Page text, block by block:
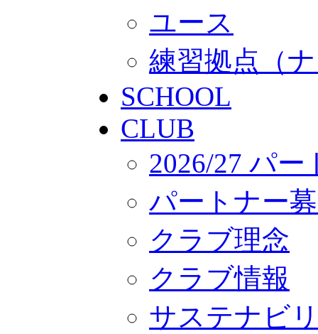
ユース
練習拠点（
SCHOOL
CLUB
2026/27 パ
パートナー
クラブ理念
クラブ情報
サステナビ